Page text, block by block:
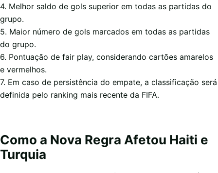
4. Melhor saldo de gols superior em todas as partidas do
grupo.
5. Maior número de gols marcados em todas as partidas
do grupo.
6. Pontuação de fair play, considerando cartões amarelos
e vermelhos.
7. Em caso de persistência do empate, a classificação será
definida pelo ranking mais recente da FIFA.
Como a Nova Regra Afetou Haiti e
Turquia